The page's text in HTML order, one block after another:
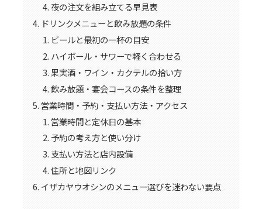
夜の注文を組み立てる早見表
ドリンクメニューと飲み放題の条件
ビールと最初の一杯の目安
ハイボール・サワーで軽く合わせる
果実酒・ワイン・カクテルの拾い方
飲み放題・宴会コースの条件を整理
営業時間・予約・支払い方法・アクセス
営業時間と定休日の基本
予約の考え方と使い分け
支払い方法と店内設備
住所と地図リンク
イザカヤウオシンのメニュー選びを迷わない要点